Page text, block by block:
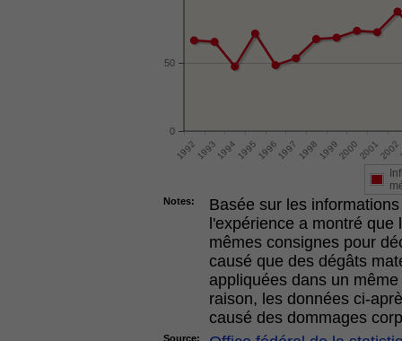
0
50
Notes:
Basée sur les
l'expérience a montré
mêmes consignes pour
causé que des dégâts
appliquées dans un
raison, les données ci-
causé des dommages
Source: